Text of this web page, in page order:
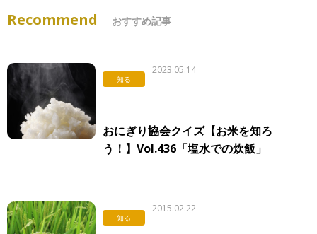
Recommend おすすめ記事
知る
2023.05.14
おにぎり協会クイズ【お米を知ろ
う！】Vol.436「塩水での炊飯」
知る
2015.02.22